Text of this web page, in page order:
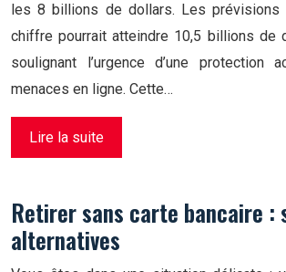
les 8 billions de dollars. Les prévisions
chiffre pourrait atteindre 10,5 billions de
soulignant l’urgence d’une protection
menaces en ligne. Cette…
Lire la suite
Retirer sans carte bancaire :
alternatives